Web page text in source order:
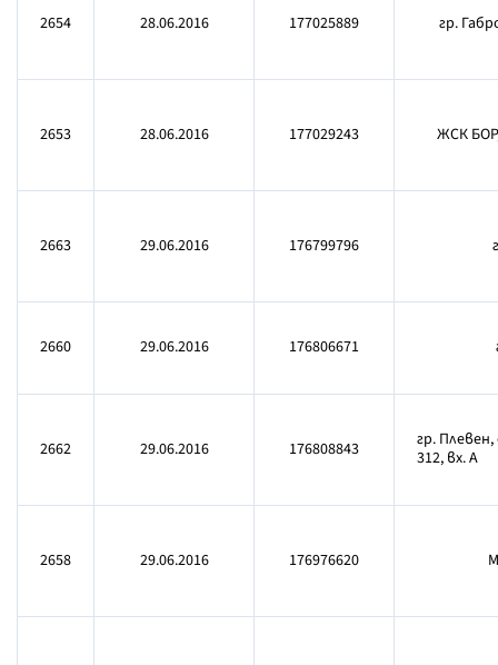
2654 28.06.2016 177025889 гр.
2653 28.06.2016 177029243 ЖСК
2663 29.06.2016 176799796
2660 29.06.2016 176806671
2662 29.06.2016 176808843
гр.
312, вх. А
2658 29.06.2016 176976620